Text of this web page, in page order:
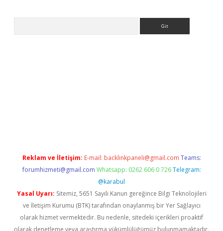
Reklam ve İletişim: E-mail: backlinkpaneli@gmail.com Teams:
forumhizmeti@gmail.com Whatsapp: 0262 606 0 726 Telegram:
@karabul
Yasal Uyarı: Sitemiz, 5651 Sayılı Kanun gereğince Bilgi Teknolojileri
ve İletişim Kurumu (BTK) tarafından onaylanmış bir Yer Sağlayıcı
olarak hizmet vermektedir. Bu nedenle, sitedeki içerikleri proaktif
olarak denetleme veya araştırma yükümlülüğümüz bulunmamaktadır.